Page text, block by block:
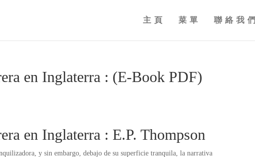
主頁 菜單 聯絡我們
en Inglaterra : (E-Book PDF)
en Inglaterra : E.P. Thompson
y sin embargo, debajo de su superficie tranquila, la narrativa